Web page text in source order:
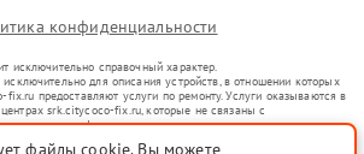
конфиденциальности
исключительно справочный характер.
для описания устройств, в отношении которых
предоставляют услуги по ремонту. Услуги оказываются в
srk.citycoco-fix.ru, которые не связаны с
или их официальными представителями.
уже введенных в гражданский оборот в соответствии
файлы cookie. Вы можете